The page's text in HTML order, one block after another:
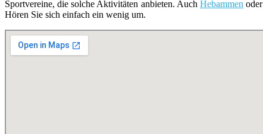
Sportvereine, die solche Aktivitäten anbieten. Auch Hebammenoder
Hören Sie sich einfach ein wenig um.